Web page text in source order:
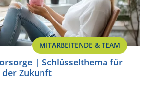
MITARBEITENDE & TEAM
| Schlüsselthema für
der Zukunft